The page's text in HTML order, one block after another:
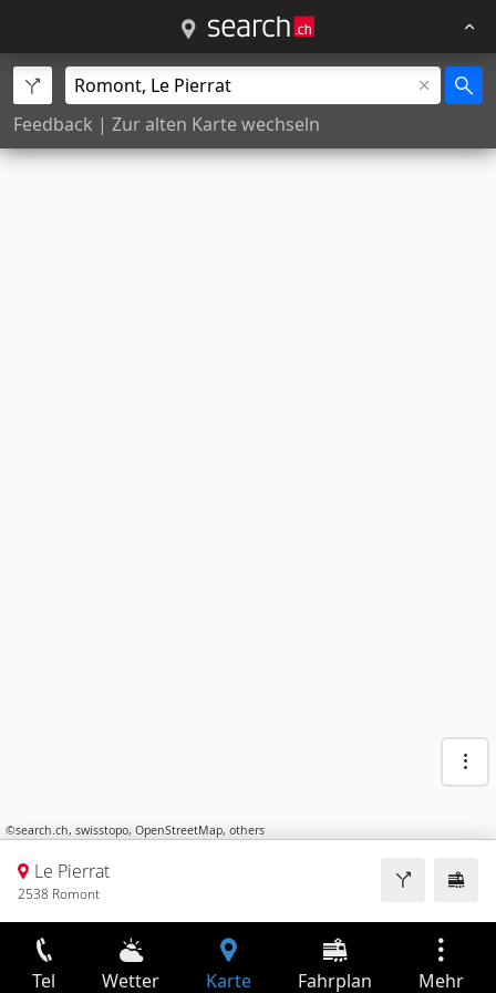
Feedback | Zur alten Karte wechseln
©search.ch, swisstopo, OpenStreetMap, others
Le Pierrat
2538 Romont
Tel Wetter Karte Fahrplan Mehr